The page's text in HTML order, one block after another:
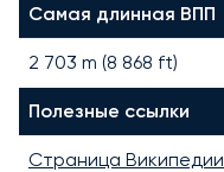
Самая длинная ВПП
2 703 m (8 868 ft)
Полезные ссылки
Страница Википедии